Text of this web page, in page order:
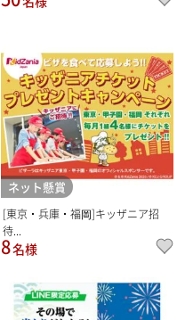
ネット懸賞
[東京・兵庫・福岡]キッザニア招
待...
8名様